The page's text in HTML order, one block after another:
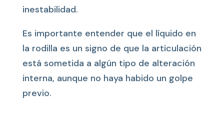
inestabilidad.
Es importante entender que el líquido en
la rodilla es un signo de que la articulación
está sometida a algún tipo de alteración
interna, aunque no haya habido un golpe
previo.